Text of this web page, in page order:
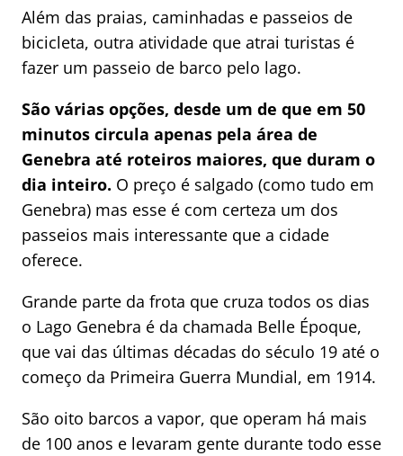
Além das praias, caminhadas e passeios de
bicicleta, outra atividade que atrai turistas é
fazer um passeio de barco pelo lago.
São várias opções, desde um de que em 50
minutos circula apenas pela área de
Genebra até roteiros maiores, que duram o
dia inteiro. O preço é salgado (como tudo em
Genebra) mas esse é com certeza um dos
passeios mais interessante que a cidade
oferece.
Grande parte da frota que cruza todos os dias
o Lago Genebra é da chamada Belle Époque,
que vai das últimas décadas do século 19 até o
começo da Primeira Guerra Mundial, em 1914.
São oito barcos a vapor, que operam há mais
de 100 anos e levaram gente durante todo esse